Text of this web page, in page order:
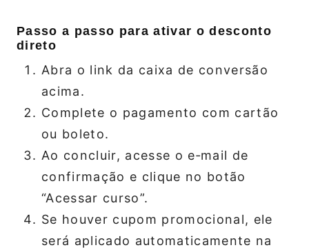
Passo a passo para ativar o desconto
direto
Abra o link da caixa de conversão
acima.
Complete o pagamento com cartão
ou boleto.
Ao concluir, acesse o e‑mail de
confirmação e clique no botão
“Acessar curso”.
Se houver cupom promocional, ele
será aplicado automaticamente na